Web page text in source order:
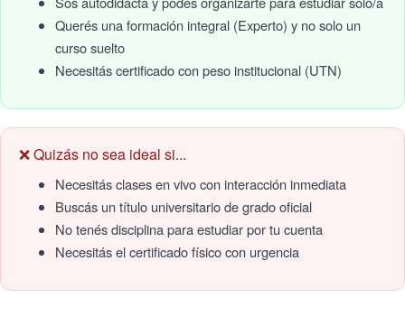
Querés una formación integral (Experto) y no solo un
curso suelto
Necesitás certificado con peso institucional (UTN)
❌ Quizás no sea ideal si...
Necesitás clases en vivo con interacción inmediata
Buscás un título universitario de grado oficial
No tenés disciplina para estudiar por tu cuenta
Necesitás el certificado físico con urgencia